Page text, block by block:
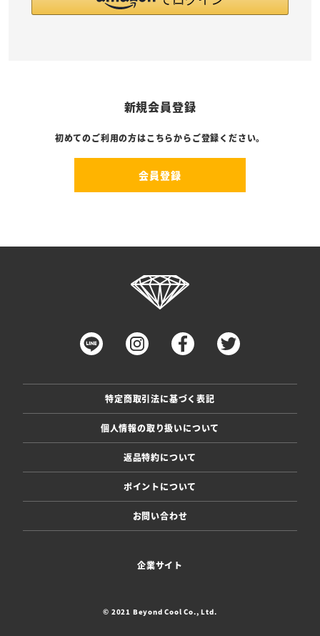
新規会員登録
初めてのご利用の方はこちらからご登録ください。
会員登録
特定商取引法に基づく表記
個人情報の取り扱いについて
返品特約について
ポイントについて
お問い合わせ
企業サイト
© 2021 Beyond Cool Co., Ltd.